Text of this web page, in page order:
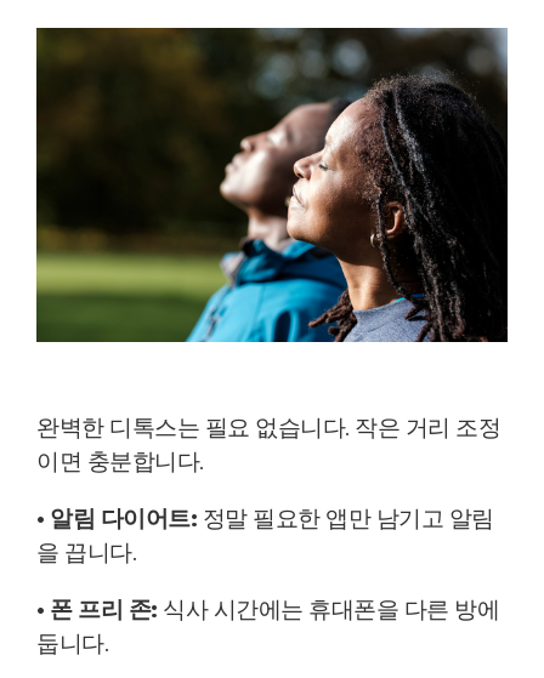
완벽한 디톡스는 필요 없습니다. 작은 거리 조정
이면 충분합니다.
• 알림 다이어트: 정말 필요한 앱만 남기고 알림
을 끕니다.
• 폰 프리 존: 식사 시간에는 휴대폰을 다른 방에
둡니다.